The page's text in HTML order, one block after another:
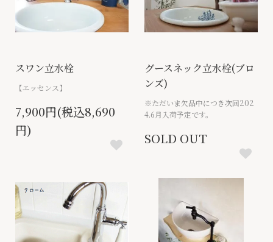
スワン立水栓
【エッセンス】
7,900円(税込8,690
円)
グースネック立水栓(ブロ
ンズ)
※ただいま欠品中につき次回202
4.6月入荷予定です。
SOLD OUT